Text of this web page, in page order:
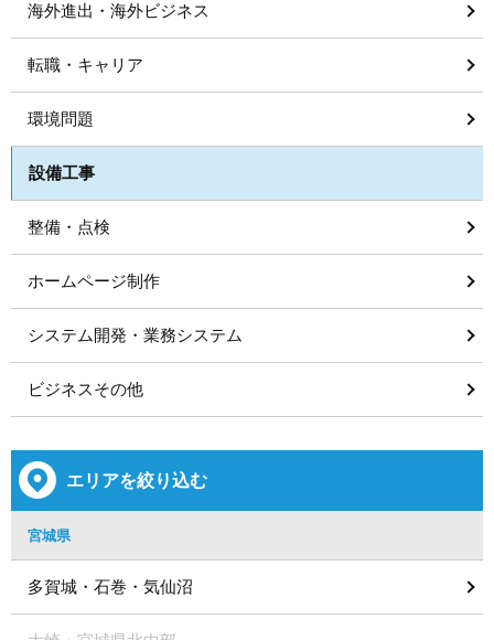
海外進出・海外ビジネス
転職・キャリア
環境問題
設備工事
整備・点検
ホームページ制作
システム開発・業務システム
ビジネスその他
エリアを絞り込む
宮城県
多賀城・石巻・気仙沼